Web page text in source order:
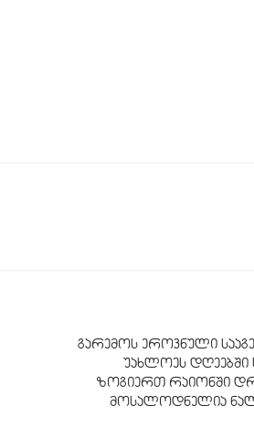
გარემოს ეროვნული
უახლოეს
ზოგიერთ რაიონში
მოსალოდნელია